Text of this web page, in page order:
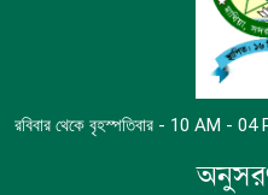
রবিবার থেকে বৃহস্পতিবার - 10 AM - 04